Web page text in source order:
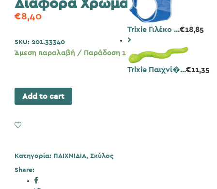
Trixie Γιλέκο ...€18,85
Trixie Παιχνί�...€11,35
Διάφορα Χρώματα
€8,40
SKU: 201.33340
Άμεση παραλαβή / Παράδοση 1 έως 3 ημέρες
Add to cart
Κατηγορία: ΠΑΙΧΝΙΔΙΑ, Σκύλος
Share: